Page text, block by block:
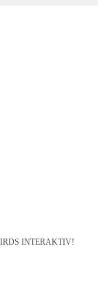
INTERAKTIV!